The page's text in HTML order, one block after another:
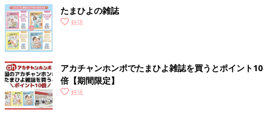
たまひよの雑誌
妊活
アカチャンホンポでたまひよ雑誌を買うとポイント10
倍【期間限定】
妊活